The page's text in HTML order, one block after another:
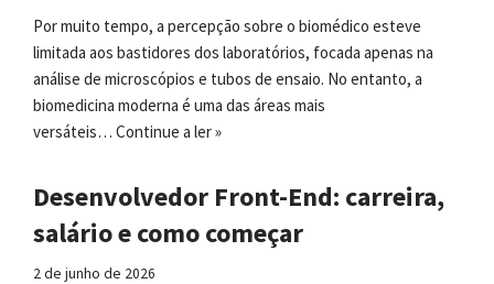
Por muito tempo, a percepção sobre o biomédico esteve
limitada aos bastidores dos laboratórios, focada apenas na
análise de microscópios e tubos de ensaio. No entanto, a
biomedicina moderna é uma das áreas mais
versáteis… Continue a ler »
Desenvolvedor Front-End: carreira,
salário e como começar
2 de junho de 2026